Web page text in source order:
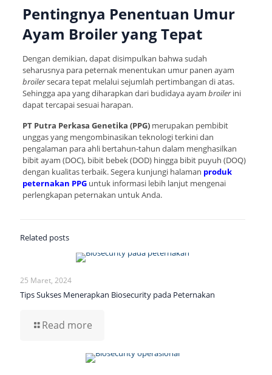
Pentingnya Penentuan Umur
Ayam Broiler yang Tepat
Dengan demikian, dapat disimpulkan bahwa sudah
seharusnya para peternak menentukan umur panen ayam
broilersecara tepat melalui sejumlah pertimbangan di atas.
Sehingga apa yang diharapkan dari budidaya ayam broilerini
dapat tercapai sesuai harapan.
PT Putra Perkasa Genetika (PPG)merupakan pembibit
unggas yang mengombinasikan teknologi terkini dan
pengalaman para ahli bertahun-tahun dalam menghasilkan
bibit ayam (DOC), bibit bebek (DOD) hingga bibit puyuh (DOQ)
dengan kualitas terbaik. Segera kunjungi halaman produk
peternakan PPG untuk informasi lebih lanjut mengenai
perlengkapan peternakan untuk Anda.
Related posts
25 Maret, 2024
Tips Sukses Menerapkan Biosecurity pada Peternakan
Read more